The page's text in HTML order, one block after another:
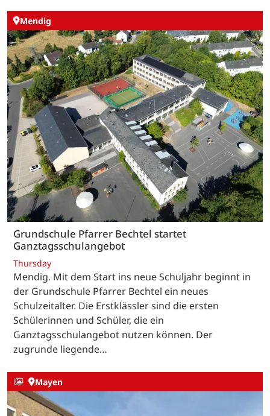
Mendig
Grundschule Pfarrer Bechtel startet
Ganztagsschulangebot
Thursday
Mendig. Mit dem Start ins neue Schuljahr beginnt in
der Grundschule Pfarrer Bechtel ein neues
Schulzeitalter. Die Erstklässler sind die ersten
Schülerinnen und Schüler, die ein
Ganztagsschulangebot nutzen können. Der
zugrunde liegende…
Mayen